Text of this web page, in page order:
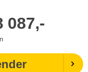
087,-